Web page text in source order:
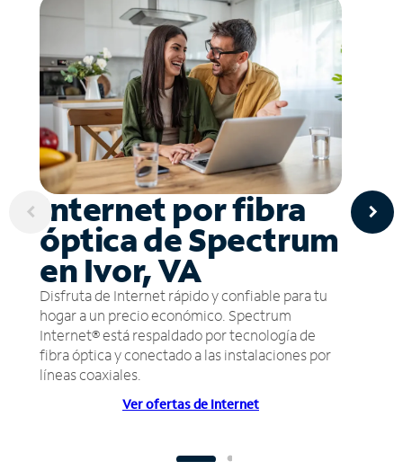
Internet por fibra
óptica de Spectrum
en Ivor, VA
Disfruta de Internet rápido y confiable para tu
hogar a un precio económico. Spectrum
Internet® está respaldado por tecnología de
fibra óptica y conectado a las instalaciones por
líneas coaxiales.
Ver ofertas de Internet